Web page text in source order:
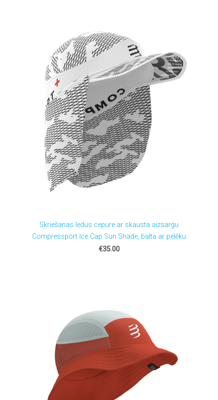
Skriešanas ledus cepure ar skausta aizsargu
Compressport Ice Cap Sun Shade, balta ar pelēku
€35.00